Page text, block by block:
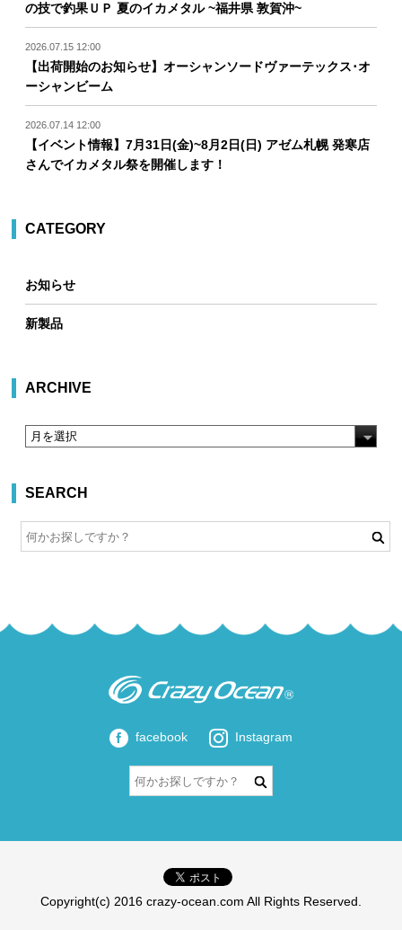
の技で釣果ＵＰ 夏のイカメタル ~福井県 敦賀沖~
2026.07.15 12:00
【出荷開始のお知らせ】オーシャンソードヴァーテックス･オ
ーシャンビーム
2026.07.14 12:00
【イベント情報】7月31日(金)~8月2日(日) アゼム札幌 発寒店
さんでイカメタル祭を開催します！
CATEGORY
お知らせ
新製品
ARCHIVE
SEARCH
facebook Instagram
Copyright(c) 2016 crazy-ocean.com All Rights Reserved.